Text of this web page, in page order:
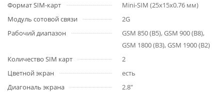
Формат SIM-карт
Mini-SIM (25x15x0.76 мм)
Модуль сотовой связи
2G
Рабочий диапазон
GSM 850 (B5), GSM 900 (B8),
GSM 1800 (B3), GSM 1900 (B2)
Количество SIM карт
2
Цветной экран
есть
Диагональ экрана
2.8″